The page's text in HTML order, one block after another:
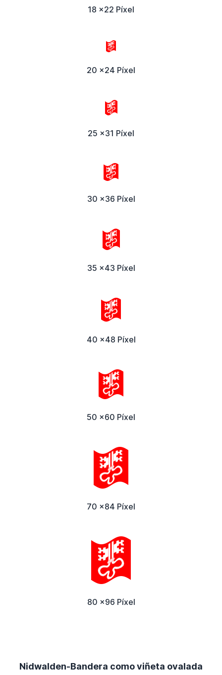
18 x22 Píxel
20 x24 Píxel
25 x31 Píxel
30 x36 Píxel
35 x43 Píxel
40 x48 Píxel
50 x60 Píxel
70 x84 Píxel
80 x96 Píxel
Nidwalden-Bandera como viñeta ovalada